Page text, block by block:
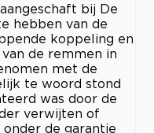
bij De
hebben van de
koppeling en
de remmen in
met de
te woord stond
was door de
verwijten of
de garantie